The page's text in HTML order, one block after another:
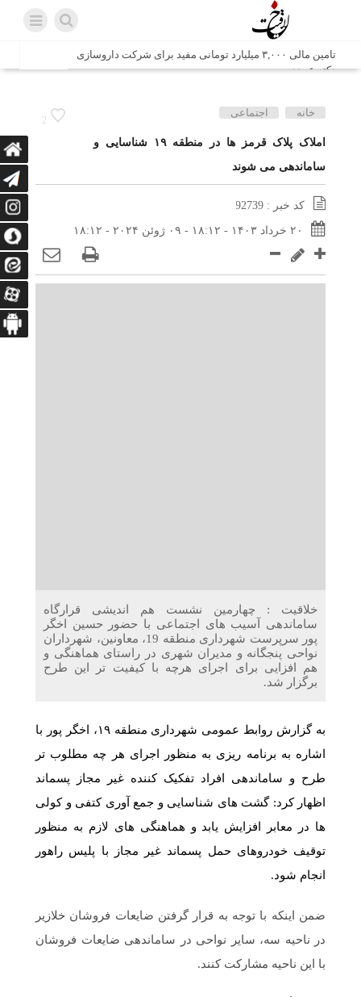
تامین مالی ۳,۰۰۰ میلیارد تومانی مفید برای شرکت داروسازی
دکتر عبیدی
شش وزیر کابینه پاکستان با حضور در سفارت ایران در اسلام
اتابک: ظرفیت های جدید همکاری‌های تجاری ایران و پاکستان با
محوریت بخش خصوصی فعال می‌شود
در مسیر جا‌مانده‌ها، دل‌ها به کربلا رسیده است
وزیر صمت خواستار پیگیری کانتینرهای ایرانی در بندر کراچی
شد / تجارت ۱۰ میلیارد دلاری ایران و پاکستان
2
خانه اجتماعی
املاک پلاک قرمز ها در منطقه ۱۹ شناسایی و
ساماندهی می شوند
کد خبر : 92739
۲۰ خرداد ۱۴۰۳ - ۱۸:۱۲ - ۰۹ ژوئن ۲۰۲۴ - ۱۸:۱۲
خلاقیت : چهارمین نشست هم اندیشی قرارگاه
ساماندهی آسیب های اجتماعی با حضور حسین اخگر
پور سرپرست شهرداری منطقه 19، معاونین، شهرداران
نواحی پنجگانه و مدیران شهری در راستای هماهنگی و
هم افزایی برای اجرای هرچه با کیفیت تر این طرح
برگزار شد.
به گزارش روابط عمومی شهرداری منطقه ۱۹، اخگر پور با
اشاره به برنامه ریزی به منظور اجرای هر چه مطلوب تر
طرح و ساماندهی افراد تفکیک کننده غیر مجاز پسماند
اظهار کرد: گشت های شناسایی و جمع آوری کتفی و کولی
ها در معابر افزایش یابد و هماهنگی های لازم به منظور
توقیف خودروهای حمل پسماند غیر مجاز با پلیس راهور
انجام شود.
ضمن اینکه با توجه به قرار گرفتن ضایعات فروشان خلازیر
در ناحیه سه، سایر نواحی در ساماندهی ضایعات فروشان
با این ناحیه مشارکت کنند.